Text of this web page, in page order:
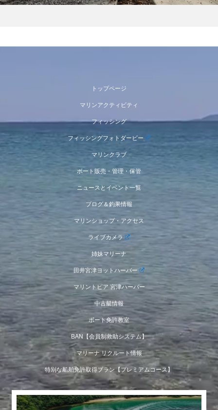
トップページ
マリンアクティビティ
フィッシング
フィッシングフォトダービー
マリンクラブ
ボート販売・管理・保管
ニュースとイベント一覧
ブログ＆釣果情報
マリンショップ・アクセス
ライブカメラ
姉妹マリーナ
田井宮津ヨットハーバー
マリントピア 宮津ハーバー
中古艇情報
ボート免許教室
BAN【会員制救助システム】
マリーナ リクルート情報
特別な船舶免許取得プラン【プレミアムコース】